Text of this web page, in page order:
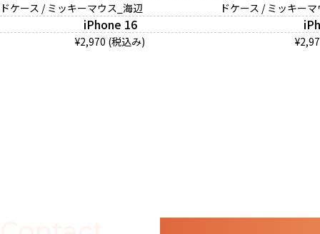
ドケース / ミッキーマウス_海辺
iPhone 16
¥2,970 (税込み)
ドケース / ミッキー